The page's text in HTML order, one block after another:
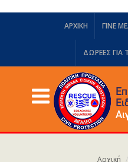
ΑΡΧΙΚΗ ΓΙΝΕ
ΔΩΡΕΈΣ
Αρχική